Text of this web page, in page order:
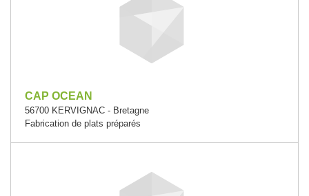
CAP OCEAN
56700 KERVIGNAC - Bretagne
Fabrication de plats préparés